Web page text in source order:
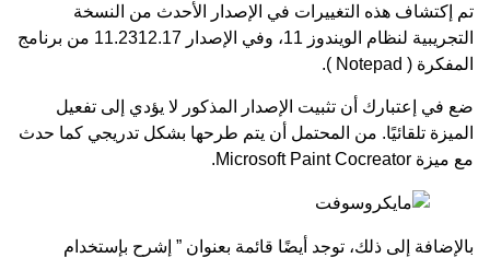
تم إكتشاف هذه التغييرات في الإصدار الأحدث من النسخة
التجريبية لنظام الويندوز 11، وفي الإصدار 11.2312.17 من برنامج
المفكرة ( Notepad ).
ضع في إعتبارك أن تثبيت الإصدار المذكور لا يؤدي إلى تفعيل
الميزة تلقائيًا. من المحتمل أن يتم طرحها بشكل تدريجي كما حدث
مع ميزة Microsoft Paint Cocreator.
بالإضافة إلى ذلك، توجد أيضًا قائمة بعنوان ” إشرح بإستخدام